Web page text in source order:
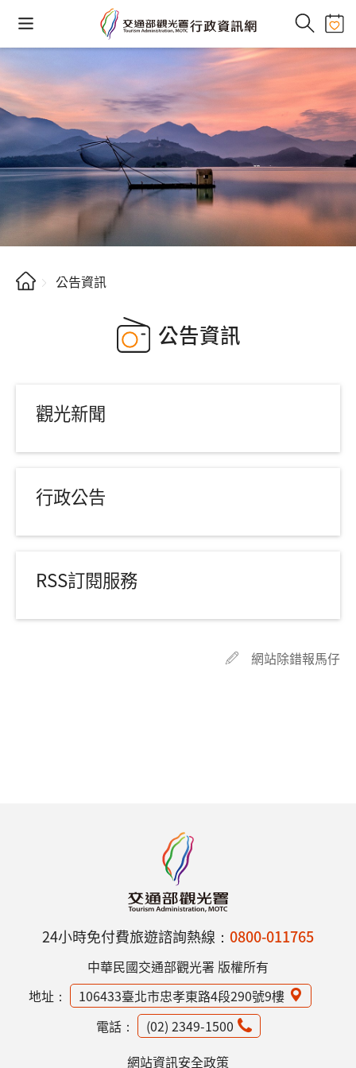
公告資訊
公告資訊
觀光新聞
行政公告
RSS訂閱服務
網站除錯報馬仔
24小時免付費旅遊諮詢熱線： 0800-011765
中華民國交通部觀光署 版權所有
地址：
106433臺北市忠孝東路4段290號9樓
電話：
(02) 2349-1500
網站資訊安全政策